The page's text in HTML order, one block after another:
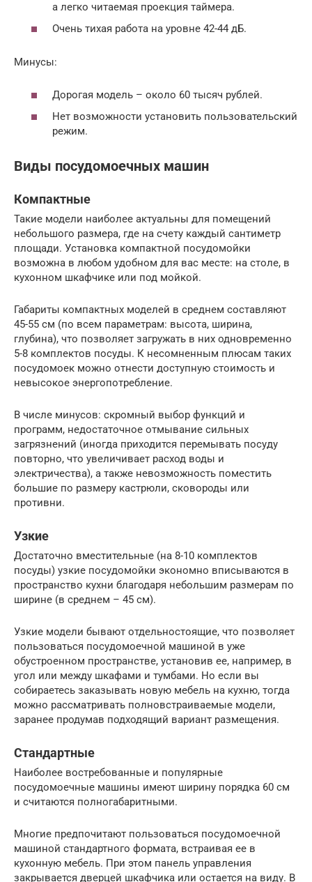
а легко читаемая проекция таймера.
Очень тихая работа на уровне 42-44 дБ.
Минусы:
Дорогая модель – около 60 тысяч рублей.
Нет возможности установить пользовательский
режим.
Виды посудомоечных машин
Компактные
Такие модели наиболее актуальны для помещений
небольшого размера, где на счету каждый сантиметр
площади. Установка компактной посудомойки
возможна в любом удобном для вас месте: на столе, в
кухонном шкафчике или под мойкой.
Габариты компактных моделей в среднем составляют
45-55 см (по всем параметрам: высота, ширина,
глубина), что позволяет загружать в них одновременно
5-8 комплектов посуды. К несомненным плюсам таких
посудомоек можно отнести доступную стоимость и
невысокое энергопотребление.
В числе минусов: скромный выбор функций и
программ, недостаточное отмывание сильных
загрязнений (иногда приходится перемывать посуду
повторно, что увеличивает расход воды и
электричества), а также невозможность поместить
большие по размеру кастрюли, сковороды или
противни.
Узкие
Достаточно вместительные (на 8-10 комплектов
посуды) узкие посудомойки экономно вписываются в
пространство кухни благодаря небольшим размерам по
ширине (в среднем – 45 см).
Узкие модели бывают отдельностоящие, что позволяет
пользоваться посудомоечной машиной в уже
обустроенном пространстве, установив ее, например, в
угол или между шкафами и тумбами. Но если вы
собираетесь заказывать новую мебель на кухню, тогда
можно рассматривать полновстраиваемые модели,
заранее продумав подходящий вариант размещения.
Стандартные
Наиболее востребованные и популярные
посудомоечные машины имеют ширину порядка 60 см
и считаются полногабаритными.
Многие предпочитают пользоваться посудомоечной
машиной стандартного формата, встраивая ее в
кухонную мебель. При этом панель управления
закрывается дверцей шкафчика или остается на виду. В